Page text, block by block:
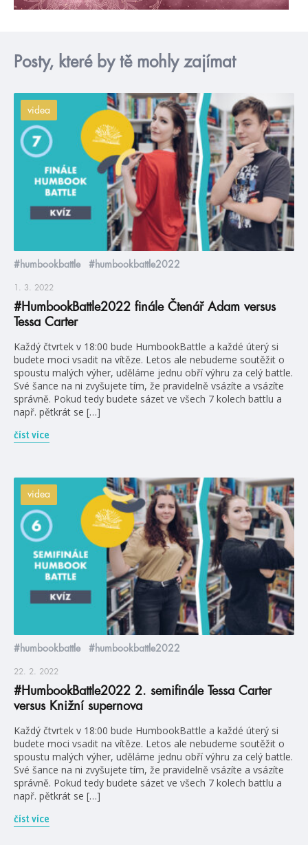
Posty, které by tě mohly zajímat
videa
#humbookbattle #humbookbattle2022
1. 3. 2022
#HumbookBattle2022 finále Čtenář Adam versus
Tessa Carter
Každý čtvrtek v 18:00 bude HumbookBattle a každé úterý si
budete moci vsadit na vítěze. Letos ale nebudeme soutěžit o
spoustu malých výher, uděláme jednu obří výhru za celý battle.
Své šance na ni zvyšujete tím, že pravidelně vsázíte a vsázíte
správně. Pokud tedy budete sázet ve všech 7 kolech battlu a
např. pětkrát se […]
číst více
videa
#humbookbattle #humbookbattle2022
22. 2. 2022
#HumbookBattle2022 2. semifinále Tessa Carter
versus Knižní supernova
Každý čtvrtek v 18:00 bude HumbookBattle a každé úterý si
budete moci vsadit na vítěze. Letos ale nebudeme soutěžit o
spoustu malých výher, uděláme jednu obří výhru za celý battle.
Své šance na ni zvyšujete tím, že pravidelně vsázíte a vsázíte
správně. Pokud tedy budete sázet ve všech 7 kolech battlu a
např. pětkrát se […]
číst více